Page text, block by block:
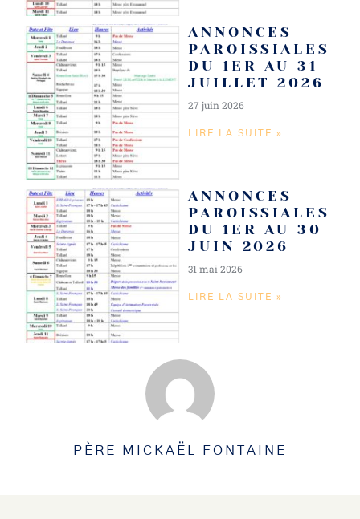
PÈRE MICKAËL FONTAINE
ANNONCES
PAROISSIALES
DU 1ER AU 31
JUILLET 2026
27 juin 2026
LIRE LA SUITE »
ANNONCES
PAROISSIALES
DU 1ER AU 30
JUIN 2026
31 mai 2026
LIRE LA SUITE »